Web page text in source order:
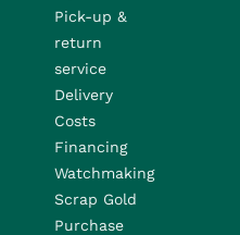
Pick-up &
return
service
Delivery
Costs
Financing
Watchmaking
Scrap Gold
Purchase